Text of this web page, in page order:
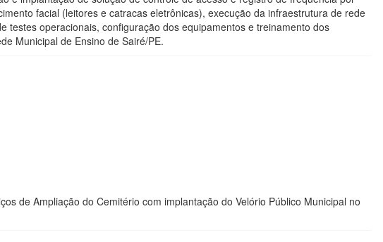
facial (leitores e catracas eletrônicas), execução da infraestrutura de rede
testes operacionais, configuração dos equipamentos e treinamento dos
Municipal de Ensino de Sairé/PE.
de Ampliação do Cemitério com implantação do Velório Público Municipal no